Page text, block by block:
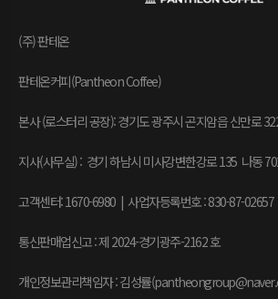
(주) 판테온
판테온커피(Pantheon Coffee)
본사 (로스터리 공장): 경기도 광주시 곤지암읍 신만로
지사(사무실) : 경기 하남시 미사강변한강로 135 나동
고객센터: 1670-6980 | 사업자등록번호 : 830-87-02657
통신판매업신고 : 제 2024-경기광주-2162 호
개인정보관리책임자 : 김성률